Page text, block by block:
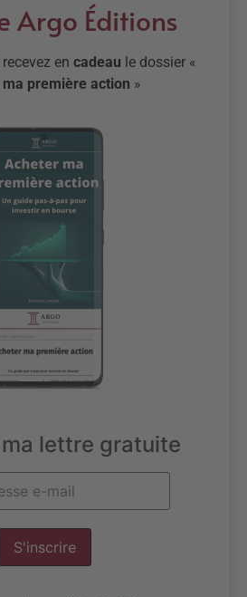
Argo Éditions
en cadeau le dossier «
première action »
lettre gratuite
S'inscrire